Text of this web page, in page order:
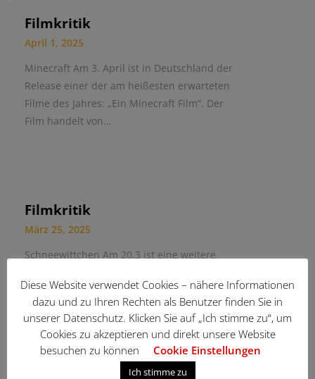
Filmkritik
April 1, 2025
Minecraft Am 3. April ist in Deutschland der
Release einer der am heißesten erwarteten
Filme des Jahres: „Ein Minecraft Film“. Der
Film handelt von…
Filmkritik
März 25, 2025
Schneewittchen Am 20.3 ist eine weitere
Kinos erschienen: „Schneewittchen“ oder auf
Englisch „Snow White“. Das wunderschöne
Schneewittchen wird…
Diese Website verwendet Cookies – nähere Informationen
dazu und zu Ihren Rechten als Benutzer finden Sie in
unserer Datenschutz. Klicken Sie auf „Ich stimme zu“, um
Cookies zu akzeptieren und direkt unsere Website
besuchen zu können
Cookie Einstellungen
Ich stimme zu